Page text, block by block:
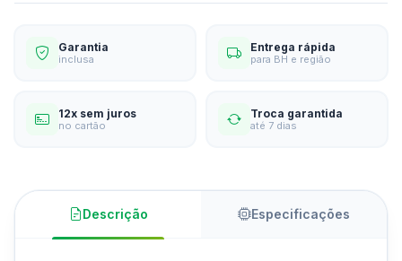
Garantia
inclusa
Entrega rápida
para BH e região
12x sem juros
no cartão
Troca garantida
até 7 dias
Descrição Especificações